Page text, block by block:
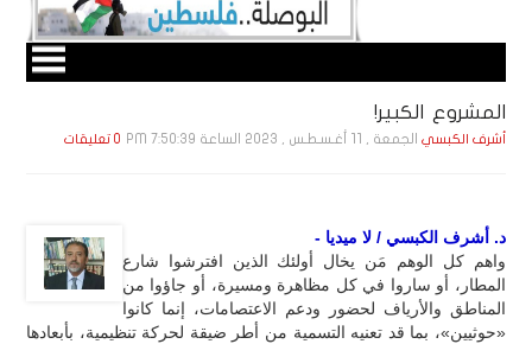
المشروع الكبير!
أشرف الكبسي الجمعة , 11 أغـسـطـس , 2023 الساعة 7:50:39 PM 0 تعليقات
د. أشرف الكبسي / لا ميديا -
واهم كل الوهم مَن يخال أولئك الذين افترشوا شارع
المطار، أو ساروا في كل مظاهرة ومسيرة، أو جاؤوا من
المناطق والأرياف لحضور ودعم الاعتصامات، إنما كانوا
«حوثيين»، بما قد تعنيه التسمية من أطر ضيقة لحركة تنظيمية، بأبعادها